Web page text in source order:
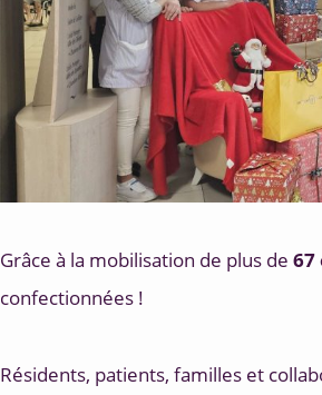
Grâce à la mobilisation de plus de 67
confectionnées !
Résidents, patients, familles et